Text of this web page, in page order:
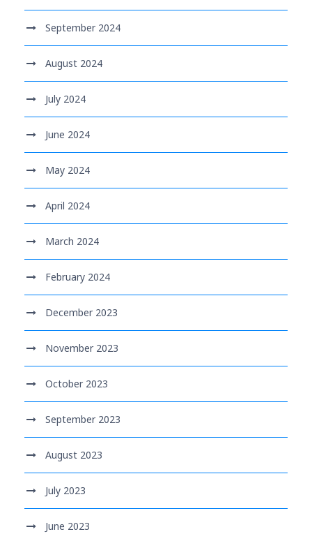
September 2024
August 2024
July 2024
June 2024
May 2024
April 2024
March 2024
February 2024
December 2023
November 2023
October 2023
September 2023
August 2023
July 2023
June 2023